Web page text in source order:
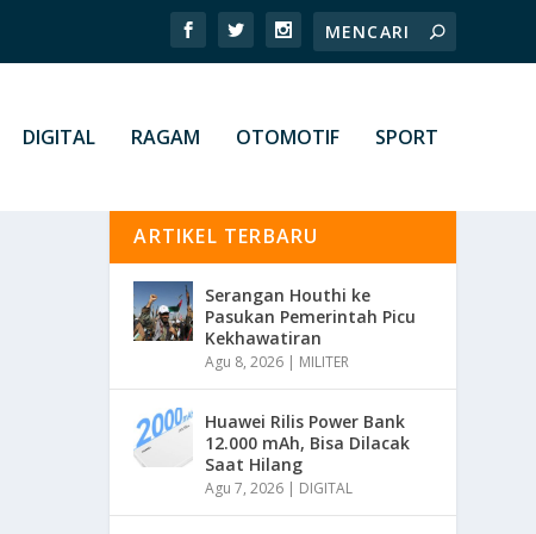
DIGITAL RAGAM OTOMOTIF SPORT
ARTIKEL TERBARU
Serangan Houthi ke
Pasukan Pemerintah Picu
Kekhawatiran
Agu 8, 2026 | MILITER
Huawei Rilis Power Bank
12.000 mAh, Bisa Dilacak
Saat Hilang
Agu 7, 2026 | DIGITAL